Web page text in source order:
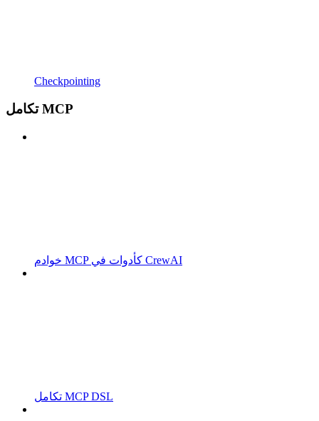
Checkpointing
تكامل MCP
خوادم MCP كأدوات في CrewAI
تكامل MCP DSL